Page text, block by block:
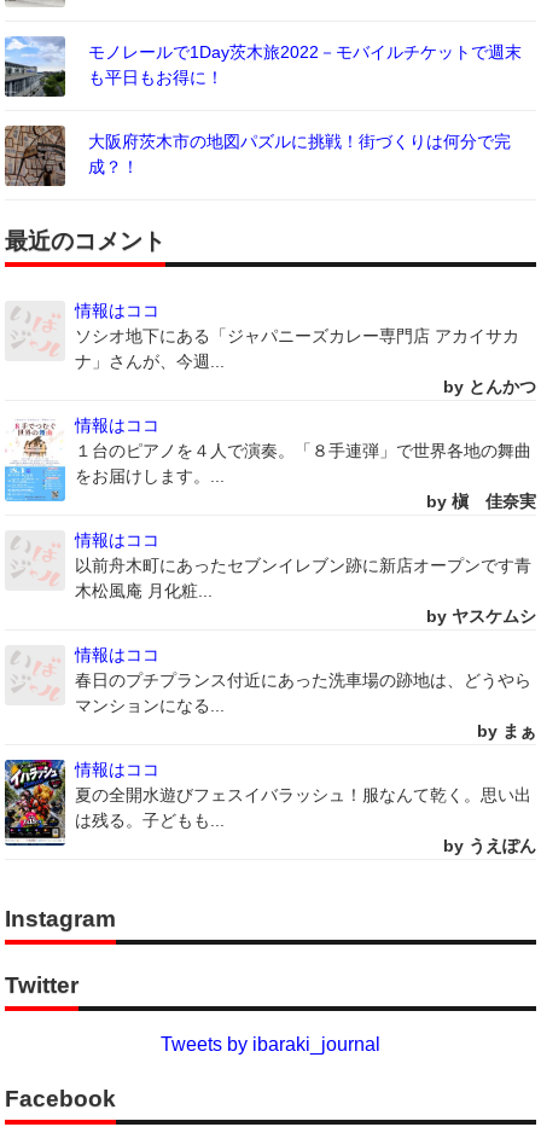
モノレールで1Day茨木旅2022－モバイルチケットで週末
も平日もお得に！
大阪府茨木市の地図パズルに挑戦！街づくりは何分で完
成？！
最近のコメント
情報はココ
ソシオ地下にある「ジャパニーズカレー専門店 アカイサカ
ナ」さんが、今週...
by とんかつ
情報はココ
１台のピアノを４人で演奏。「８手連弾」で世界各地の舞曲
をお届けします。...
by 槇 佳奈実
情報はココ
以前舟木町にあったセブンイレブン跡に新店オープンです青
木松風庵 月化粧...
by ヤスケムシ
情報はココ
春日のプチプランス付近にあった洗車場の跡地は、どうやら
マンションになる...
by まぁ
情報はココ
夏の全開水遊びフェスイバラッシュ！服なんて乾く。思い出
は残る。子どもも...
by うえぽん
Instagram
Twitter
Tweets by ibaraki_journal
Facebook